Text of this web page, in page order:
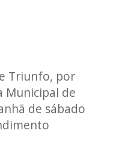
Triunfo, por
Municipal de
de sábado